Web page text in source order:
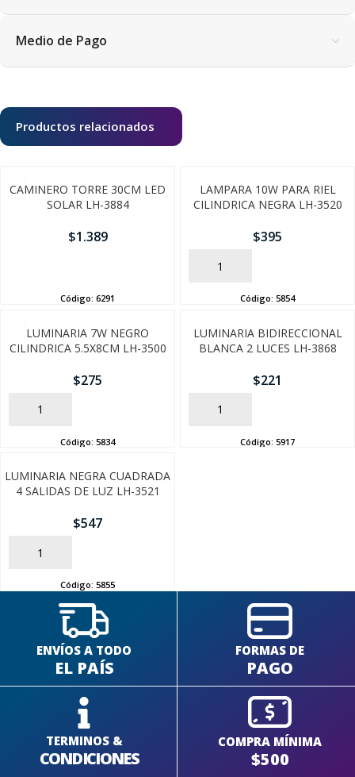
Medio de Pago
Productos relacionados
CAMINERO TORRE 30CM LED
SOLAR LH-3884
$1.389
Código: 6291
LAMPARA 10W PARA RIEL
CILINDRICA NEGRA LH-3520
$395
AÑADIR
Código: 5854
LUMINARIA 7W NEGRO
CILINDRICA 5.5X8CM LH-3500
$275
AÑADIR
Código: 5834
LUMINARIA BIDIRECCIONAL
BLANCA 2 LUCES LH-3868
$221
AÑADIR
Código: 5917
LUMINARIA NEGRA CUADRADA
4 SALIDAS DE LUZ LH-3521
$547
AÑADIR
Código: 5855
ENVÍOS A TODO
EL PAÍS
FORMAS DE
PAGO
TERMINOS &
CONDICIONES
COMPRA MÍNIMA
$500
FINALIZÁ TU COMPRA